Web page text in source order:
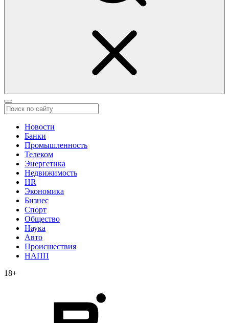
Новости
Банки
Промышленность
Телеком
Энергетика
Недвижимость
HR
Экономика
Бизнес
Спорт
Общество
Наука
Авто
Происшествия
НАПП
18+